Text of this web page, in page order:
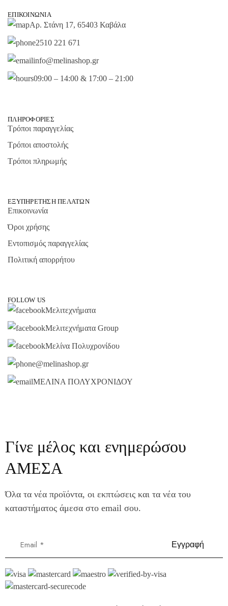
ΕΠΙΚΟΙΝΩΝΊΑ
Αρ. Στάνη 17, 65403 Καβάλα
2510 221 671
info@melinashop.gr
09:00 – 14:00 & 17:00 – 21:00
ΠΛΗΡΟΦΟΡΊΕΣ
Τρόποι παραγγελίας
Τρόποι αποστολής
Τρόποι πληρωμής
ΕΞΥΠΗΡΈΤΗΣΗ ΠΕΛΑΤΏΝ
Επικοινωνία
Όροι χρήσης
Εντοπισμός παραγγελίας
Πολιτική απορρήτου
FOLLOW US
Μελιτεχνήματα
Μελιτεχνήματα Group
Μελίνα Πολυχρονίδου
@melinashop.gr
ΜΕΛΙΝΑ ΠΟΛΥΧΡΟΝΙΔΟΥ
Γίνε μέλος και ενημερώσου
ΑΜΕΣΑ
Όλα τα νέα προϊόντα, οι εκπτώσεις και τα νέα του
καταστήματος άμεσα στο email σου.